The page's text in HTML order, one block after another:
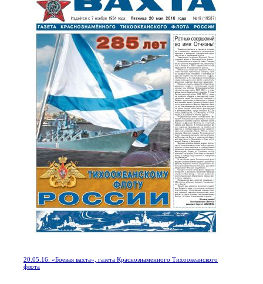
20.05.16. «Боевая вахта», газета Краснознаменного Тихоокеанского
флота